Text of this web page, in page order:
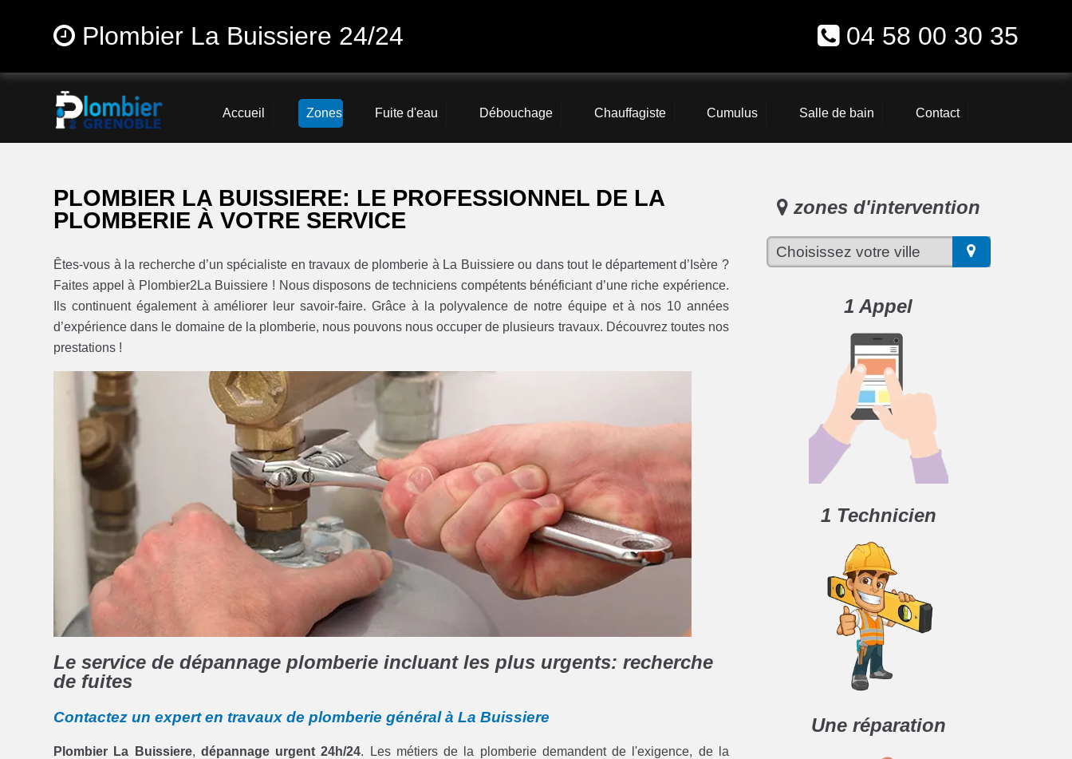
Plombier La Buissiere 24/24 04 58 00 30 35
Accueil Zones Fuite d'eau Débouchage Chauffagiste Cumulus Salle de bain Contact
PLOMBIER LA BUISSIERE: LE PROFESSIONNEL DE LA
PLOMBERIE À VOTRE SERVICE
Êtes-vous à la recherche d’un spécialiste en travaux de plomberie à La Buissiere ou dans tout le département d’Isère ?
Faites appel à Plombier2La Buissiere ! Nous disposons de techniciens compétents bénéficiant d’une riche expérience.
Ils continuent également à améliorer leur savoir-faire. Grâce à la polyvalence de notre équipe et à nos 10 années
d’expérience dans le domaine de la plomberie, nous pouvons nous occuper de plusieurs travaux. Découvrez toutes nos
prestations !
Le service de dépannage plomberie incluant les plus urgents: recherche
de fuites
Contactez un expert en travaux de plomberie général à La Buissiere
Plombier La Buissiere, dépannage urgent 24h/24. Les métiers de la plomberie demandent de l'exigence, de la
zones d'intervention
1 Appel
1 Technicien
Une réparation